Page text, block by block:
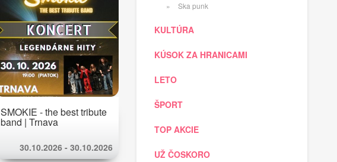
SMOKIE - the best tribute
band | Trnava
30.10.2026 - 30.10.2026
Ska punk
KULTÚRA
KÚSOK ZA HRANICAMI
LETO
ŠPORT
TOP AKCIE
UŽ ČOSKORO